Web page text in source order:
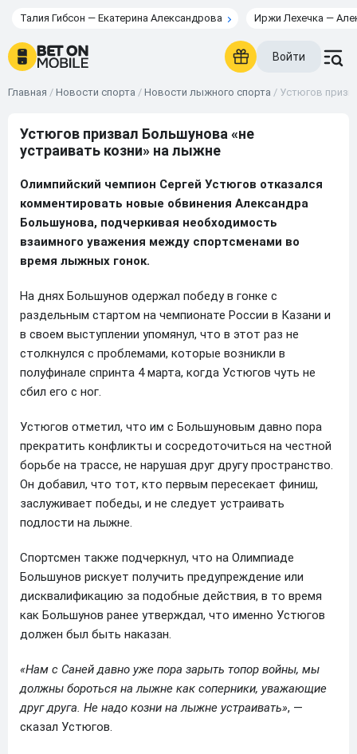
Талия Гибсон — Екатерина Александрова Иржи Лехечка —
Войти
Главная / Новости спорта / Новости лыжного спорта / Устюгов
Устюгов призвал Большунова «не
устраивать козни» на лыжне
Олимпийский чемпион Сергей Устюгов отказался
комментировать новые обвинения Александра
Большунова, подчеркивая необходимость
взаимного уважения между спортсменами во
время лыжных гонок.
На днях Большунов одержал победу в гонке с
раздельным стартом на чемпионате России в Казани и
в своем выступлении упомянул, что в этот раз не
столкнулся с проблемами, которые возникли в
полуфинале спринта 4 марта, когда Устюгов чуть не
сбил его с ног.
Устюгов отметил, что им с Большуновым давно пора
прекратить конфликты и сосредоточиться на честной
борьбе на трассе, не нарушая друг другу пространство.
Он добавил, что тот, кто первым пересекает финиш,
заслуживает победы, и не следует устраивать
подлости на лыжне.
Спортсмен также подчеркнул, что на Олимпиаде
Большунов рискует получить предупреждение или
дисквалификацию за подобные действия, в то время
как Большунов ранее утверждал, что именно Устюгов
должен был быть наказан.
«Нам с Саней давно уже пора зарыть топор войны, мы
должны бороться на лыжне как соперники, уважающие
друг друга. Не надо козни на лыжне устраивать», —
сказал Устюгов.